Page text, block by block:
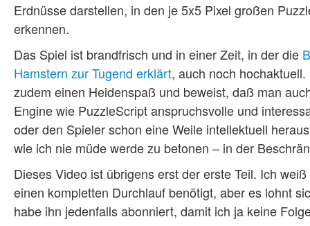
Erdnüsse darstellen, in den je 5x5 Pixel großen
erkennen.
Das Spiel ist brandfrisch und in einer Zeit, in der die
Hamstern zur Tugend erklärt, auch noch
zudem einen Heidenspaß und beweist, daß man
Engine wie PuzzleScript anspruchsvolle und
oder den Spieler schon eine Weile intellektuell
wie ich nie müde werde zu betonen – in der
Dieses Video ist übrigens erst der erste Teil. Ich
einen kompletten Durchlauf benötigt, aber es lohnt
habe ihn jedenfalls abonniert, damit ich ja keine